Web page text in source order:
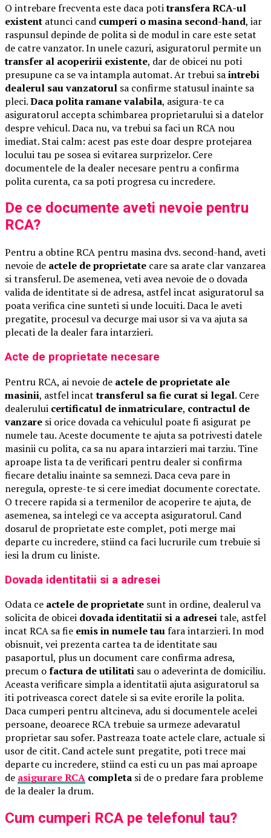
O intrebare frecventa este daca potitransfera RCA-ul
existent atunci cand cumperi o masina second-hand, iar
raspunsul depinde de polita si de modul in care este setat
de catre vanzator. In unele cazuri, asiguratorul permite un
transfer al acoperirii existente, dar de obicei nu poti
presupune ca se va intampla automat. Ar trebui saintrebi
dealerul sau vanzatorul sa confirme statusul inainte sa
pleci.Daca polita ramane valabila, asigura-te ca
asiguratorul accepta schimbarea proprietarului si a datelor
despre vehicul. Daca nu, va trebui sa faci un RCA nou
imediat. Stai calm: acest pas este doar despre protejarea
locului tau pe sosea si evitarea surprizelor. Cere
documentele de la dealer necesare pentru a confirma
polita curenta, ca sa poti progresa cu incredere.
De ce documente aveti nevoie pentru
RCA?
Pentru a obtine RCA pentru masina dvs. second-hand, aveti
nevoie de actele de proprietate care sa arate clar vanzarea
si transferul. De asemenea, veti avea nevoie de o dovada
valida de identitate si de adresa, astfel incat asiguratorul sa
poata verifica cine sunteti si unde locuiti. Daca le aveti
pregatite, procesul va decurge mai usor si va va ajuta sa
plecati de la dealer fara intarzieri.
Acte de proprietate necesare
Pentru RCA, ai nevoie de actele de proprietate ale
masinii, astfel incattransferul sa fie curat si legal. Cere
dealerului certificatul de inmatriculare, contractul de
vanzare si orice dovada ca vehiculul poate fi asigurat pe
numele tau. Aceste documente te ajuta sa potrivesti datele
masinii cu polita, ca sa nu apara intarzieri mai tarziu. Tine
aproape lista ta de verificari pentru dealer si confirma
fiecare detaliu inainte sa semnezi. Daca ceva pare in
neregula, opreste-te si cere imediat documente corectate.
O trecere rapida si a termenilor de acoperire te ajuta, de
asemenea, sa intelegi ce va accepta asiguratorul. Cand
dosarul de proprietate este complet, poti merge mai
departe cu incredere, stiind ca faci lucrurile cum trebuie si
iesi la drum cu liniste.
Dovada identitatii si a adresei
Odata ce actele de proprietate sunt in ordine, dealerul va
solicita de obicei dovada identitatii si a adreseitale, astfel
incat RCA sa fie emis in numele taufara intarzieri. In mod
obisnuit, vei prezenta cartea ta de identitate sau
pasaportul, plus un document care confirma adresa,
precum ofactura de utilitati sau o adeverinta de domiciliu.
Aceasta verificare simpla a identitatii ajuta asiguratorul sa
iti potriveasca corect datele si sa evite erorile la polita.
Daca cumperi pentru altcineva, adu si documentele acelei
persoane, deoarece RCA trebuie sa urmeze adevaratul
proprietar sau sofer. Pastreaza toate actele clare, actuale si
usor de citit. Cand actele sunt pregatite, poti trece mai
departe cu incredere, stiind ca esti cu un pas mai aproape
de asigurare RCA completa si de o predare fara probleme
de la dealer la drum.
Cum cumperi RCA pe telefonul tau?